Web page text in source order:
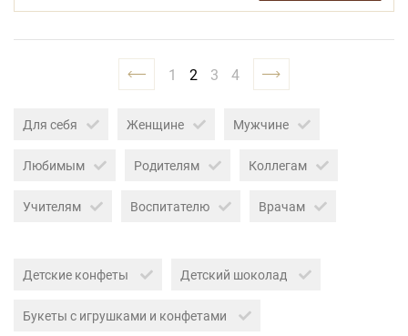
1 2 3 4
Для себя Женщине Мужчине
Любимым Родителям Коллегам
Учителям Воспитателю Врачам
Детские конфеты Детский шоколад
Букеты с игрушками и конфетами